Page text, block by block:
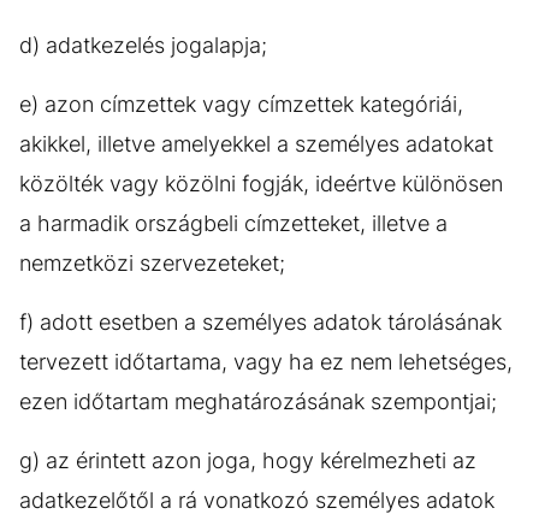
d) adatkezelés jogalapja;
e) azon címzettek vagy címzettek kategóriái,
akikkel, illetve amelyekkel a személyes adatokat
közölték vagy közölni fogják, ideértve különösen
a harmadik országbeli címzetteket, illetve a
nemzetközi szervezeteket;
f) adott esetben a személyes adatok tárolásának
tervezett időtartama, vagy ha ez nem lehetséges,
ezen időtartam meghatározásának szempontjai;
g) az érintett azon joga, hogy kérelmezheti az
adatkezelőtől a rá vonatkozó személyes adatok